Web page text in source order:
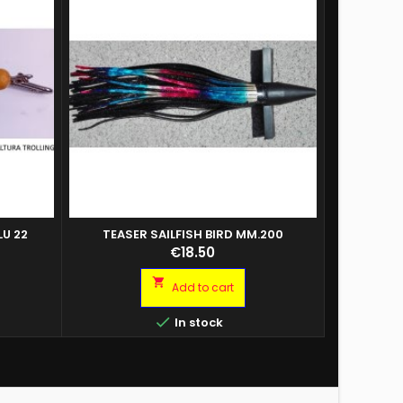
22 TEASER SAILFISH BIRD MM.200
Price
€18.50
 Add to cart
 In stock